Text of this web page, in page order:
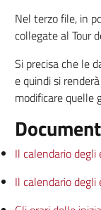
Nel terzo file, in
collegate al Tour
Si precisa che le
e quindi si
modificare quelle
Il calendario
Il calendario